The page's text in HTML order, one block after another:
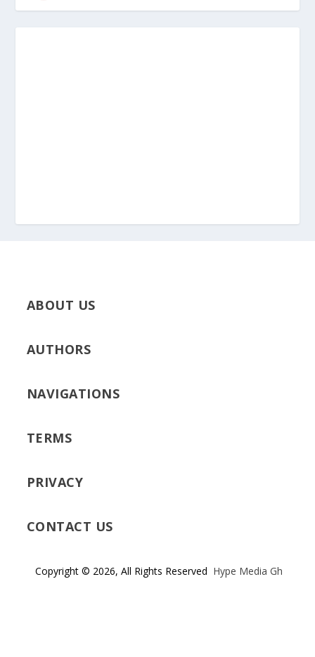
ABOUT US
AUTHORS
NAVIGATIONS
TERMS
PRIVACY
CONTACT US
Copyright © 2026, All Rights Reserved Hype Media Gh